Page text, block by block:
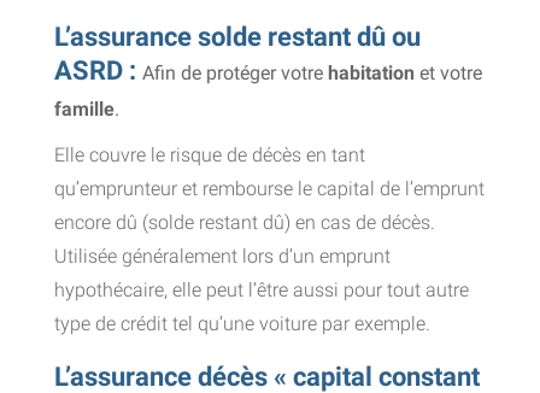
L’assurance solde restant dû ou
ASRD : Afin de protéger votre habitation et votre
famille.
Elle couvre le risque de décès en tant
qu’emprunteur et rembourse le capital de l’emprunt
encore dû (solde restant dû) en cas de décès.
Utilisée généralement lors d’un emprunt
hypothécaire, elle peut l’être aussi pour tout autre
type de crédit tel qu’une voiture par exemple.
L’assurance décès « capital constant